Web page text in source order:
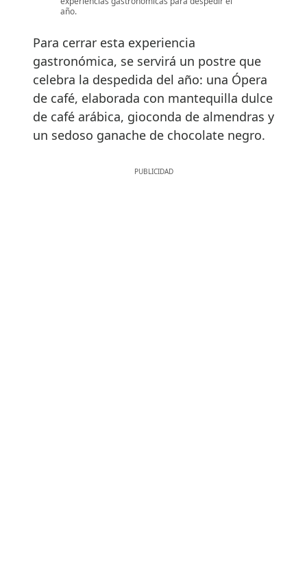
año.
Para cerrar esta experiencia
gastronómica, se servirá un postre que
celebra la despedida del año: una Ópera
de café, elaborada con mantequilla dulce
de café arábica, gioconda de almendras y
un sedoso ganache de chocolate negro.